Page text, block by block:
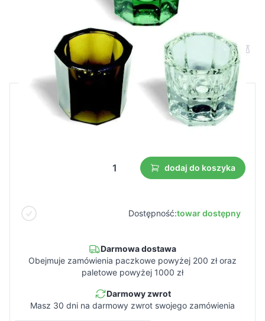
Cena B2B Cena detaliczna
0,75 €
0,52 €
dodaj do koszyka
Dostępność:towar dostępny
Darmowa dostawa
Obejmuje zamówienia paczkowe powyżej 200 zł oraz
paletowe powyżej 1000 zł
Darmowy zwrot
Masz 30 dni na darmowy zwrot swojego zamówienia